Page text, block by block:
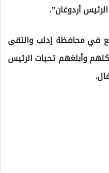
أردوغان”.
“صويلو” زار 3 مواقع في محافظة إدلب والتقى
وأبلغهم تحيات الرئيس